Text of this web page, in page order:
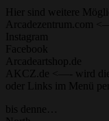
Hier sind weitere
Arcadezentrum.com
Instagram
Facebook
Arcadeartshop.de
AKCZ.de <—- wird
oder Links im Menü
bis denne…